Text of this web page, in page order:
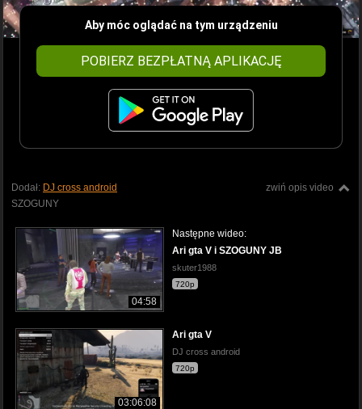
Aby móc oglądać na tym urządzeniu
POBIERZ BEZPŁATNĄ APLIKACJĘ
zwiń opis video
Dodał: DJ cross android
SZOGUNY
04:58
Następne wideo:
Ari gta V i SZOGUNY JB
skuter1988
720p
03:06:08
Ari gta V
DJ cross android
720p